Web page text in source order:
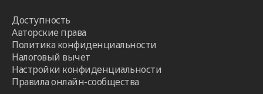
Доступность
Авторские права
Политика конфиденциальности
Налоговый вычет
Настройки конфиденциальности
Правила онлайн-сообщества